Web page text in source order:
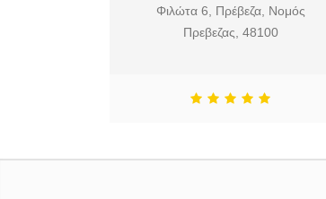
προσφέρει άριστες ιατρικές υπηρεσίες, για
θέματα που αφορούν διάφορες
παθολογικές καταστάσεις, όπως:
Αυτοάνοσα Νοσήματα, Διερεύνηση
Φιλώτα 6, Πρέβεζα, Νομός
Πρεβεζας, 48100